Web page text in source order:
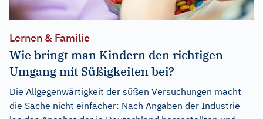
Lernen & Familie
Wie bringt man Kindern den richtigen
Umgang mit Süßigkeiten bei?
Die Allgegenwärtigkeit der süßen Versuchungen macht
die Sache nicht einfacher: Nach Angaben der Industrie